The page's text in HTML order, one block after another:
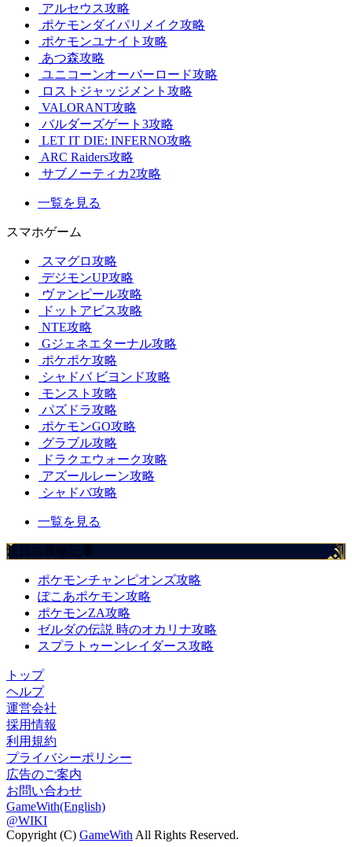
アルセウス攻略
ポケモンダイパリメイク攻略
ポケモンユナイト攻略
あつ森攻略
ユニコーンオーバーロード攻略
ロストジャッジメント攻略
VALORANT攻略
バルダーズゲート3攻略
LET IT DIE: INFERNO攻略
ARC Raiders攻略
サブノーティカ2攻略
一覧を見る
スマホゲーム
スマグロ攻略
デジモンUP攻略
ヴァンピール攻略
ドットアビス攻略
NTE攻略
Gジェネエターナル攻略
ポケポケ攻略
シャドバ ビヨンド攻略
モンスト攻略
パズドラ攻略
ポケモンGO攻略
グラブル攻略
ドラクエウォーク攻略
アズールレーン攻略
シャドバ攻略
一覧を見る
注目の攻略記事
ポケモンチャンピオンズ攻略
ぽこあポケモン攻略
ポケモンZA攻略
ゼルダの伝説 時のオカリナ攻略
スプラトゥーンレイダース攻略
トップ
ヘルプ
運営会社
採用情報
利用規約
プライバシーポリシー
広告のご案内
お問い合わせ
GameWith(English)
@WIKI
Copyright (C) GameWith All Rights Reserved.